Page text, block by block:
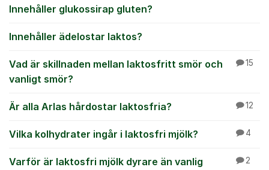
Innehåller glukossirap gluten?
Innehåller ädelostar laktos?
Vad är skillnaden mellan laktosfritt smör och
vanligt smör?
15
Är alla Arlas hårdostar laktosfria? 12
Vilka kolhydrater ingår i laktosfri mjölk? 4
Varför är laktosfri mjölk dyrare än vanlig
2